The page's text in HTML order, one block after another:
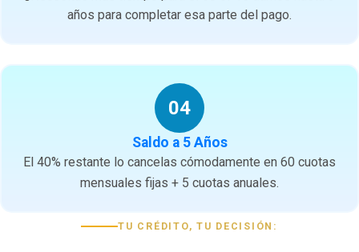
años para completar esa parte del pago.
04
Saldo a 5 Años
El 40% restante lo cancelas cómodamente en 60 cuotas
mensuales fijas + 5 cuotas anuales.
TU CRÉDITO, TU DECISIÓN: